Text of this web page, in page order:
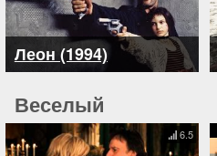
Леон (1994)
Веселый
6.5